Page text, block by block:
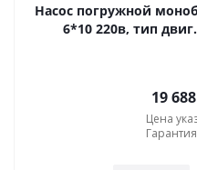
Насос погружной
6*10 220в, тип
19 688
Цена